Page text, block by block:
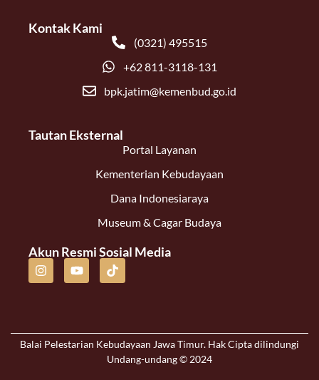
Kontak Kami
(0321) 495515
+62 811-3118-131
bpk.jatim@kemenbud.go.id
Tautan Eksternal
Portal Layanan
Kementerian Kebudayaan
Dana Indonesiaraya
Museum & Cagar Budaya
Akun Resmi Sosial Media
Balai Pelestarian Kebudayaan Jawa Timur. Hak Cipta dilindungi
Undang-undang © 2024